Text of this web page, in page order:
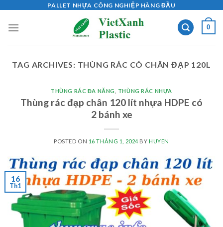
content
PALLET NHỰA CÔNG NGHIỆP HÀNG ĐẦU
0
TAG ARCHIVES: THÙNG RÁC CÓ CHÂN ĐẠP 120L
THÙNG RÁC ĐA NĂNG THÙNG RÁC NHỰA
Thùng rác đạp chân 120 lít nhựa HDPE có
2 bánh xe
POSTED ON 16 THÁNG 1, 2024BY HUYEN
16
Th1